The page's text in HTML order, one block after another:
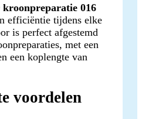
016
efficiëntie tijdens elke
is perfect afgestemd
met een
een koplengte van
voordelen